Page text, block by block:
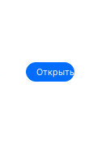
Открыть